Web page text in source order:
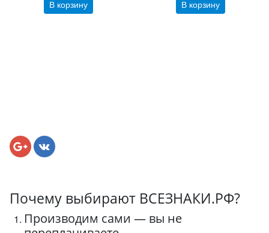
В корзину В корзину
Почему выбирают ВСЕЗНАКИ.РФ?
Производим сами — вы не